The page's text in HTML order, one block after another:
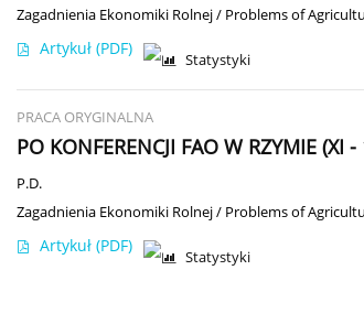
Zagadnienia Ekonomiki Rolnej / Problems of
Artykuł (PDF)
Statystyki
PRACA ORYGINALNA
PO KONFERENCJI FAO W RZYMIE (XI
P.D.
Zagadnienia Ekonomiki Rolnej / Problems of
Artykuł (PDF)
Statystyki